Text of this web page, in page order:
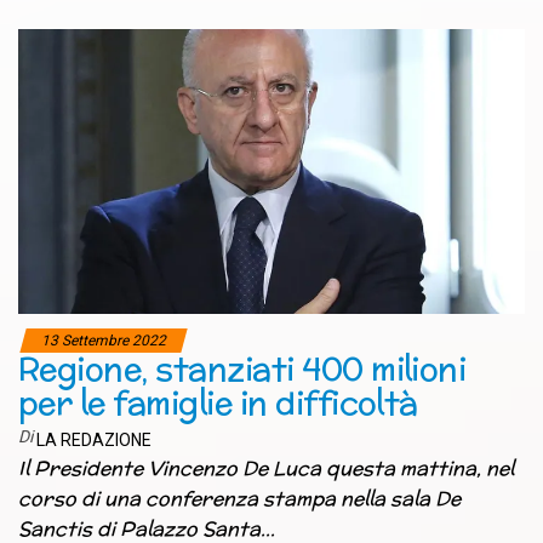
13 Settembre 2022
Regione, stanziati 400 milioni
per le famiglie in difficoltà
Di LA REDAZIONE
Il Presidente Vincenzo De Luca questa mattina, nel
corso di una conferenza stampa nella sala De
Sanctis di Palazzo Santa…